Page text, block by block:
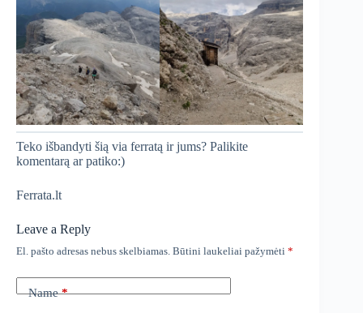
Teko išbandyti šią via ferratą ir jums? Palikite
komentarą ar patiko:)
Ferrata.lt
Leave a Reply
El. pašto adresas nebus skelbiamas. Būtini laukeliai pažymėti *
Name*